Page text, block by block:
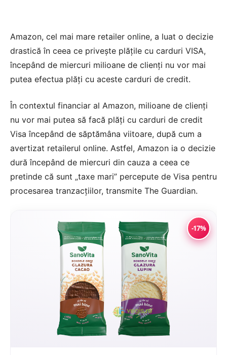
Amazon, cel mai mare retailer online, a luat o decizie
drastică în ceea ce privește plățile cu carduri VISA,
începând de miercuri milioane de clienți nu vor mai
putea efectua plăți cu aceste carduri de credit.
În contextul financiar al Amazon, milioane de clienți
nu vor mai putea să facă plăți cu carduri de credit
Visa începând de săptămâna viitoare, după cum a
avertizat retailerul online. Astfel, Amazon ia o decizie
dură începând de miercuri din cauza a ceea ce
pretinde că sunt „taxe mari” percepute de Visa pentru
procesarea tranzacțiilor, transmite The Guardian.
-17%